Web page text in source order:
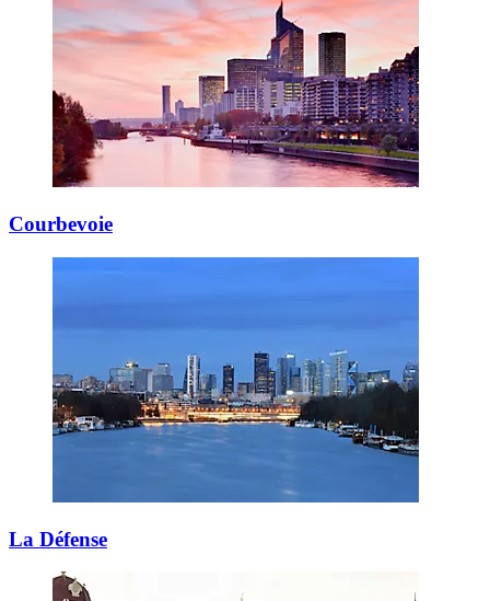
Courbevoie
La Défense